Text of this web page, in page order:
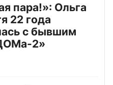
пара!»: Ольга
22 года
с бывшим
2»